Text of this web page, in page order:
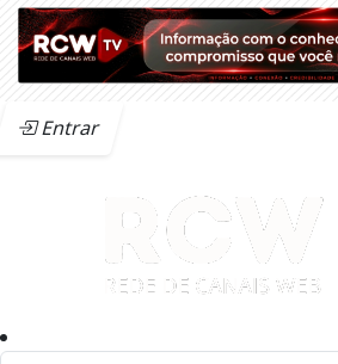
Entrar